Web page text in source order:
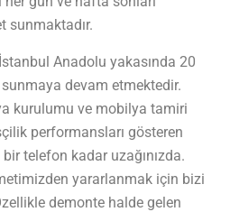
sunmaktadır.
Anadolu yakasında 20
sunmaya devam etmektedir.
kurulumu ve mobilya tamiri
performansları gösteren
telefon kadar uzağınızda.
yararlanmak için bizi
demonte halde gelen